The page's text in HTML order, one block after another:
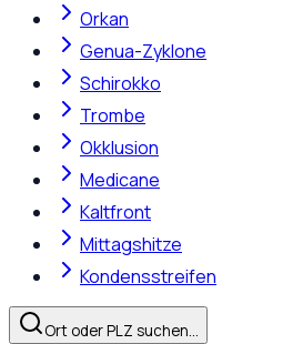
Orkan
Genua-Zyklone
Schirokko
Trombe
Okklusion
Medicane
Kaltfront
Mittagshitze
Kondensstreifen
Ort oder PLZ suchen…